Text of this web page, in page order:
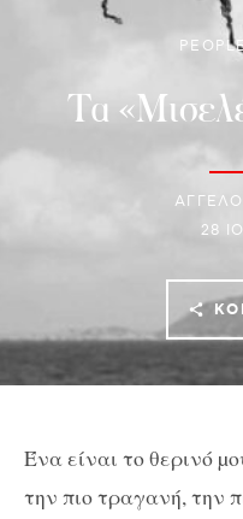
Τα
28
Ένα είναι τo θερινό
την πιο τραγανή, την